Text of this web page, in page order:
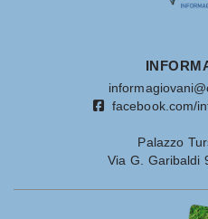
facebook.com/
Palazzo
Via G. Garibaldi